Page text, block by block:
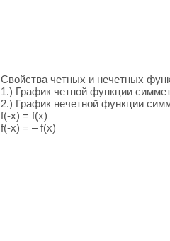
Свойства четных и нечетных
1.) График четной функции
2.) График нечетной функции
f(-x) = f(x)
f(-x) = – f(x)